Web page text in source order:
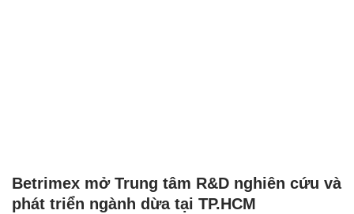
Betrimex mở Trung tâm R&D nghiên cứu và
phát triển ngành dừa tại TP.HCM